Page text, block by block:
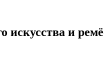
и